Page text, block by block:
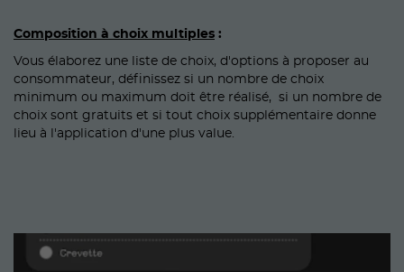
Composition à choix multiples :
Vous élaborez une liste de choix, d'options à proposer au
consommateur, définissez si un nombre de choix
minimum ou maximum doit être réalisé, si un nombre de
choix sont gratuits et si tout choix supplémentaire donne
lieu à l'application d'une plus value.